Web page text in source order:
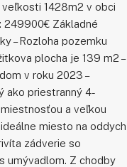
1428m2 v obci
249900€ Základné
– Rozloha pozemku
plocha je 139 m2 –
v roku 2023 –
ako priestranný 4-
a veľkou
miesto na oddych
zádverie so
umývadlom. Z chodby